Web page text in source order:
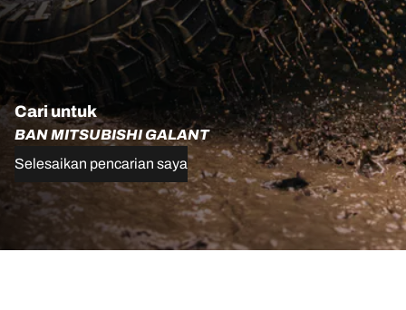
Cari untuk
BAN MITSUBISHI GALANT
Selesaikan pencarian saya